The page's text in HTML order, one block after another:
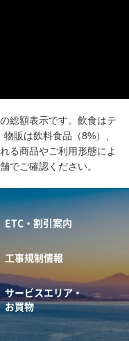
総額表示です。飲食はテ
販は飲料食品（8%）、
る商品やご利用形態によ
でご確認ください。
ETC・割引案内
工事規制情報
サービスエリア・
お買物